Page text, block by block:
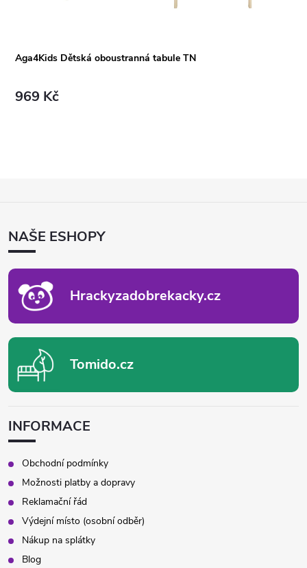
Aga4Kids Dětská oboustranná tabule TN
969 Kč
ANAŠE ESHOPY
Hrackyzadobrekacky.cz
Tomido.cz
INFORMACE
Obchodní podmínky
Možnosti platby a dopravy
Reklamační řád
Výdejní místo (osobní odběr)
Nákup na splátky
Blog